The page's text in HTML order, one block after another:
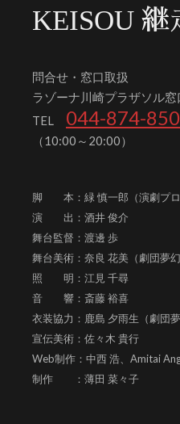
KEISOU 継
問合せ・窓口取扱
ラゾーナ川崎プラザソル窓
TEL 044-874-
（10:00～20:00）
脚 本：緑 慎一郎（演劇プロ
演 出：酒井 俊介
舞台監督：渡邊 歩
舞台美術：奈良 花美（劇団夢幻
照 明：江見 千尋
音 響：斎藤 裕喜
衣装協力：鹿島 夕雨生（劇団夢
宣伝美術：佐々木 貴行
Web制作：中西 浩、 Amitai
制作 ：薄田 菜々子